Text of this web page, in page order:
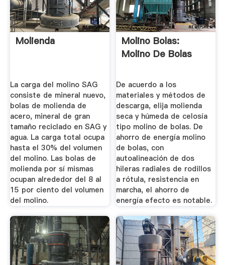
Molienda
La carga del molino SAG
consiste de mineral nuevo,
bolas de molienda de
acero, mineral de gran
tamaño reciclado en SAG y
agua. La carga total ocupa
hasta el 30% del volumen
del molino. Las bolas de
molienda por sí mismas
ocupan alrededor del 8 al
15 por ciento del volumen
del molino.
Molino Bolas:
Molino De Bolas
De acuerdo a los
materiales y métodos de
descarga, elija molienda
seca y húmeda de celosía
tipo molino de bolas. De
ahorro de energía molino
de bolas, con
autoalineación de dos
hileras radiales de rodillos
a rótula, resistencia en
marcha, el ahorro de
energía efecto es notable.